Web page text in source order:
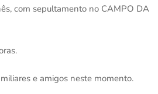
com sepultamento no CAMPO DA
e amigos neste momento.